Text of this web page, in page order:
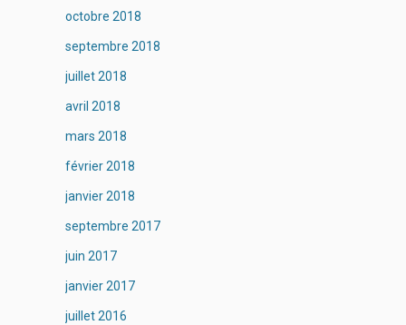
octobre 2018
septembre 2018
juillet 2018
avril 2018
mars 2018
février 2018
janvier 2018
septembre 2017
juin 2017
janvier 2017
juillet 2016